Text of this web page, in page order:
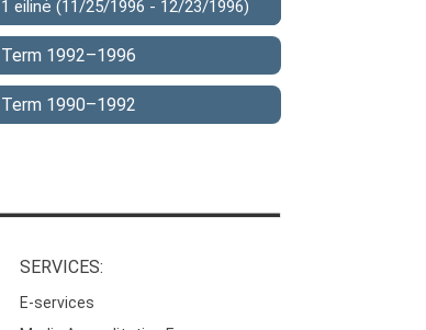
1 eilinė (11/25/1996 - 12/23/1996)
Term 1992–1996
Term 1990–1992
SERVICES:
E-services